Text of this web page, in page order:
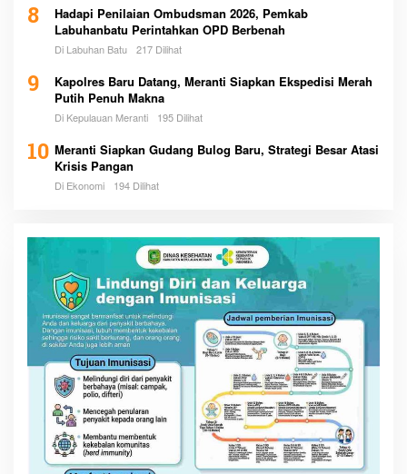
8
Hadapi Penilaian Ombudsman 2026, Pemkab
Labuhanbatu Perintahkan OPD Berbenah
Di Labuhan Batu 217 Dilihat
9
Kapolres Baru Datang, Meranti Siapkan Ekspedisi Merah
Putih Penuh Makna
Di Kepulauan Meranti 195 Dilihat
10 Meranti Siapkan Gudang Bulog Baru, Strategi Besar Atasi
Krisis Pangan
Di Ekonomi 194 Dilihat